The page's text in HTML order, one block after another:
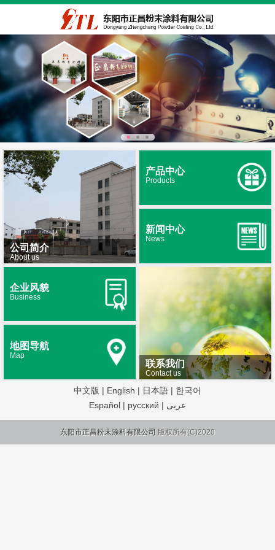
公司简介
About us
产品中心
Products
新闻中心
News
联系我们
Contact us
企业风貌
Business
地图导航
Map
中文版 | English | 日本語 | 한국어
Español | русский | عربى
东阳市正昌粉末涂料有限公司 版权所有(C)2020